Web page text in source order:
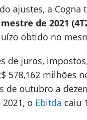
ajustes, a Cogna
de 2021
obtido no
de juros,
578,162 milhões
de outubro a
o Ebitda caiu